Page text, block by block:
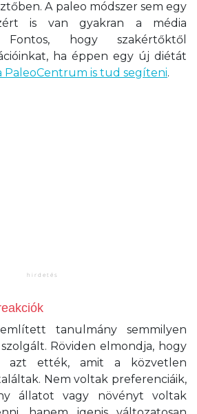
A paleo módszer sem egy
is van gyakran a média
Fontos, hogy szakértőktől
ha éppen egy új diétát
PaleoCentrum is tud segíteni.
tanulmány semmilyen
Röviden elmondja, hogy
azt ették, amit a közvetlen
Nem voltak preferenciáik,
állatot vagy növényt voltak